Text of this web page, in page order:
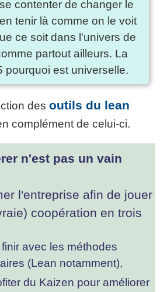
contenter de changer le
tenir là comme on le voit
ce soit dans l'univers de
partout ailleurs. La
pourquoi est universelle.
des outils du lean
complément de celui-ci.
n'est pas un vain
l'entreprise afin de jouer
coopération en trois
avec les méthodes
(Lean notamment),
du Kaizen pour améliorer